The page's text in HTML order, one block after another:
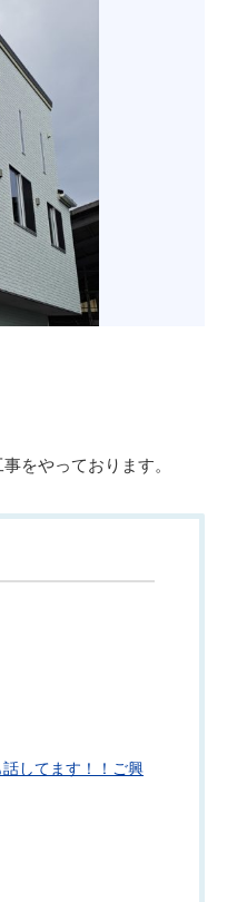
をやっております。
してます！！ご興